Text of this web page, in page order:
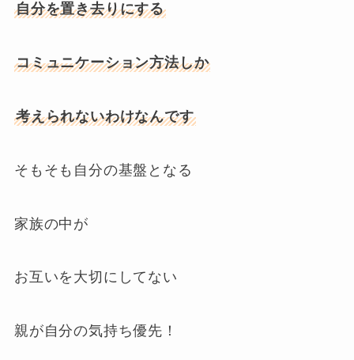
自分を置き去りにする
コミュニケーション方法しか
考えられないわけなんです
そもそも自分の基盤となる
家族の中が
お互いを大切にしてない
親が自分の気持ち優先！